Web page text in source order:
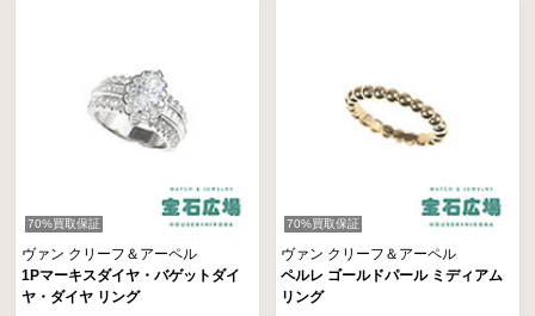
70%買取保証
ヴァン クリーフ＆アーペル
1Pマーキスダイヤ・バゲットダイ
ヤ・ダイヤ リング
70%買取保証
ヴァン クリーフ＆アーペル
ペルレ ゴールドパール ミディアム
リング